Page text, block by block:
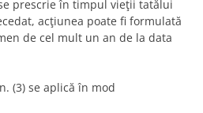
prescrie în timpul vieţii tatălui
acţiunea poate fi formulată
de cel mult un an de la data
(3) se aplică în mod